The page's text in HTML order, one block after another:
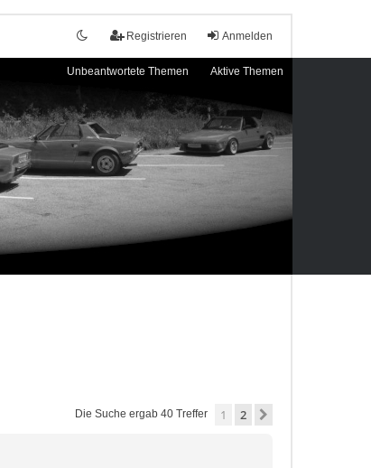
Anmelden
Registrieren
Unbeantwortete Themen Aktive Themen
Die Suche ergab 40 Treffer 1 2